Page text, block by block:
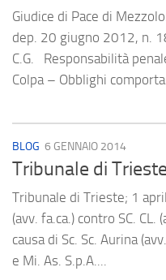
Giudice di Pace di
dep. 20 giugno 2012, n.
C.G. Responsabilità
Colpa – Obblighi
BLOG 6 GENNAIO 2014
Tribunale di
Tribunale di Trieste; 1
(avv. fa.ca.) contro SC. CL.
causa di Sc. Sc. Aurina
e Mi. As. S.p.A....